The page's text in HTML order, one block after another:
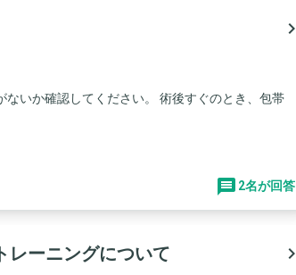
navigate_next
いか確認してください。 術後すぐのとき、包帯
2名が回答
レーニングについて
navigate_next